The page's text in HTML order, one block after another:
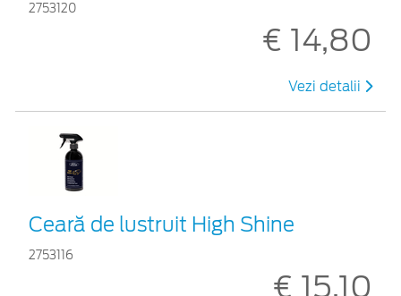
2753120
€ 14,80
Vezi detalii
Ceară de lustruit High Shine
2753116
€ 15,10